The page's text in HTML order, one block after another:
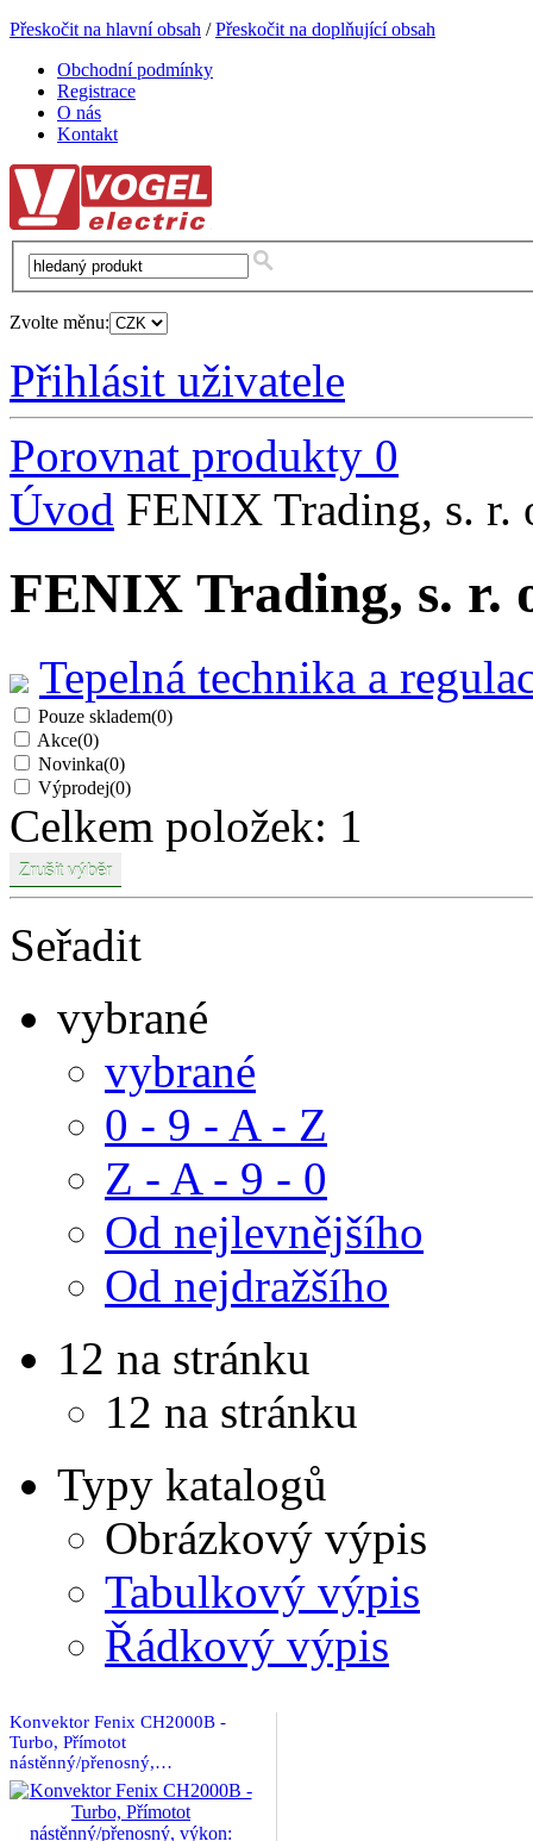
Přeskočit na hlavní obsah /Přeskočit na doplňující obsah
Obchodní podmínky
Registrace
O nás
Kontakt
Zvolte měnu:
Přihlásit uživatele
Porovnat produkty 0
Úvod FENIX Trading, s. r.
FENIX Trading, s. r.
Tepelná technika a
Pouze skladem(0)
Akce(0)
Novinka(0)
Výprodej(0)
Celkem položek: 1
Seřadit
vybrané
vybrané
0 - 9 - A - Z
Z - A - 9 - 0
Od nejlevnějšího
Od nejdražšího
12 na stránku
12 na stránku
Typy katalogů
Obrázkový výpis
Tabulkový výpis
Řádkový výpis
Konvektor Fenix CH2000B -
Turbo, Přímotot
nástěnný/přenosný,…
Porovnat produkty